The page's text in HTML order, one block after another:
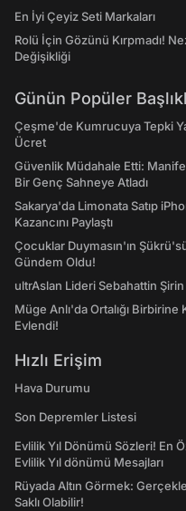
En İyi Çeyiz Seti Markaları
Rolü İçin Gözünü Kırpmadı!
Değişikliği
Günün Popüler
Çeşme'de Kumrucuya Tepki
Ücret
Güvenlik Müdahale Etti:
Bir Genç Sahneye Atladı
Sakarya'da Limonata Satıp
Kazancını Paylaştı
Çocuklar Duymasın'ın
Gündem Oldu!
ultrAslan Lideri Sebahattin Şirin
Müge Anlı'da Ortalığı
Evlendi!
Hızlı Erişim
Hava Durumu
Son Depremler Listesi
Evlilik Yıl Dönümü Sözleri! En
Evlilik Yıl dönümü Mesajları
Rüyada Altın Görmek:
Saklı Olabilir!